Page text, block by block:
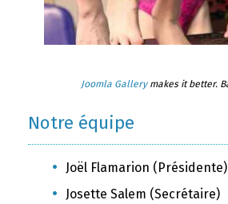
Joomla Gallerymakes it better.
Notre équipe
Joël Flamarion (Présidente)
Josette Salem (Secrétaire)